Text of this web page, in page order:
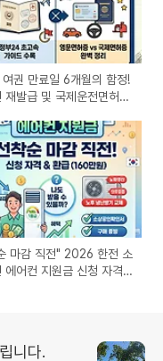
권 만료일 6개월의 함정!
재발급 및 국제운전면허증
마감 직전" 2026 한전 소
에어컨 지원금 신청 자격
니다.